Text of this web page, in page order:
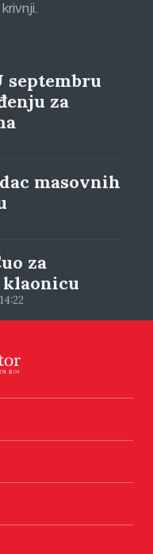
septembru
za
masovnih
za
klaonicu